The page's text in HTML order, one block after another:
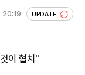
UPDATE
이 협치"